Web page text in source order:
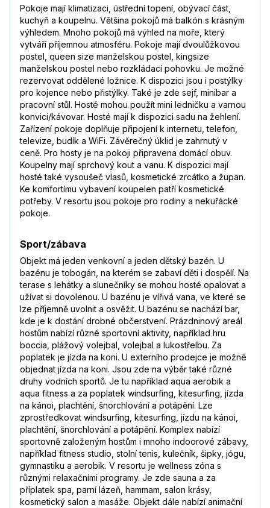
Pokoje mají klimatizaci, ústřední topení, obývací část,
kuchyň a koupelnu. Většina pokojů má balkón s krásným
výhledem. Mnoho pokojů má výhled na moře, který
vytváří příjemnou atmosféru. Pokoje mají dvoulůžkovou
postel, queen size manželskou postel, kingsize
manželskou postel nebo rozkládací pohovku. Je možné
rezervovat oddělené ložnice. K dispozici jsou i postýlky
pro kojence nebo přistýlky. Také je zde sejf, minibar a
pracovní stůl. Hosté mohou použít mini ledničku a varnou
konvici/kávovar. Hosté mají k dispozici sadu na žehlení.
Zařízení pokoje doplňuje připojení k internetu, telefon,
televize, budík a WiFi. Závěrečný úklid je zahrnutý v
ceně. Pro hosty je na pokoji připravena domácí obuv.
Koupelny mají sprchový kout a vanu. K dispozici mají
hosté také vysoušeč vlasů, kosmetické zrcátko a župan.
Ke komfortímu vybavení koupelen patří kosmetické
potřeby. V resortu jsou pokoje pro rodiny a nekuřácké
pokoje.
Sport/zábava
Objekt má jeden venkovní a jeden dětský bazén. U
bazénu je tobogán, na kterém se zabaví děti i dospělí. Na
terase s lehátky a slunečníky se mohou hosté opalovat a
užívat si dovolenou. U bazénu je vířivá vana, ve které se
lze příjemně uvolnit a osvěžit. U bazénu se nachází bar,
kde je k dostání drobné občerstvení. Prázdninový areál
hostům nabízí různé sportovní aktivity, například hru
boccia, plážový volejbal, volejbal a lukostřelbu. Za
poplatek je jízda na koni. U externího prodejce je možné
objednat jízda na koni. Jsou zde na výběr také různé
druhy vodních sportů. Je tu například aqua aerobik a
aqua fitness a za poplatek windsurfing, kitesurfing, jízda
na kánoi, plachtění, šnorchlování a potápění. Lze
zprostředkovat windsurfing, kitesurfing, jízdu na kánoi,
plachtění, šnorchlování a potápění. Komplex nabízí
sportovně založeným hostům i mnoho indoorové zábavy,
například fitness studio, stolní tenis, kulečník, šipky, jógu,
gymnastiku a aerobik. V resortu je wellness zóna s
různými relaxačními programy. Je zde sauna a za
příplatek spa, parní lázeň, hammam, salon krásy,
kosmetický salon a masáže. Objekt dále nabízí animační